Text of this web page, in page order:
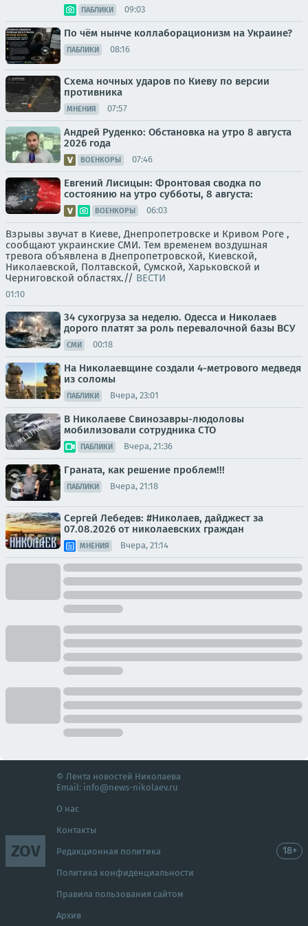
ПАБЛИКИ 09:03
По чём нынче коллаборационизм на Украине?
ПАБЛИКИ 08:16
Схема ночных ударов по Киеву по версии
противника
МНЕНИЯ 07:57
Андрей Руденко: Обстановка на утро 8 августа
2026 года
ВОЕНКОРЫ 07:46
Евгений Лисицын: Фронтовая сводка по
состоянию на утро субботы, 8 августа:
ВОЕНКОРЫ 06:03
Взрывы звучат в Киеве, Днепропетровске и Кривом Роге ,
сообщают украинские СМИ. Тем временем воздушная
тревога объявлена в Днепропетровской, Киевской,
Николаевской, Полтавской, Сумской, Харьковской и
Черниговской областях.// ВЕСТИ
01:10
34 сухогруза за неделю. Одесса и Николаев
дорого платят за роль перевалочной базы ВСУ
СМИ 00:18
На Николаевщине создали 4-метрового медведя
из соломы
ПАБЛИКИ Вчера, 23:01
В Николаеве Свинозавры-людоловы
мобилизовали сотрудника СТО
ПАБЛИКИ Вчера, 21:36
Граната, как решение проблем!!!
ПАБЛИКИ Вчера, 21:18
Сергей Лебедев: #Николаев, дайджест за
07.08.2026 от николаевских граждан
МНЕНИЯ Вчера, 21:14
ZOV
© Лента новостей Николаева
Email: info@news-nikolaev.ru
О нас
Контакты
Редакционная политика
Политика конфиденциальности
Правила пользования сайтом
Архив
18+